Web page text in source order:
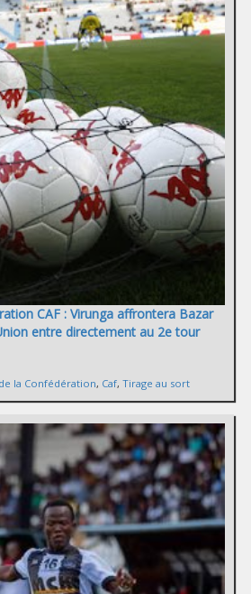
CAF : Virunga affrontera Bazar
entre directement au 2e tour
la Confédération, Caf, Tirage au sort